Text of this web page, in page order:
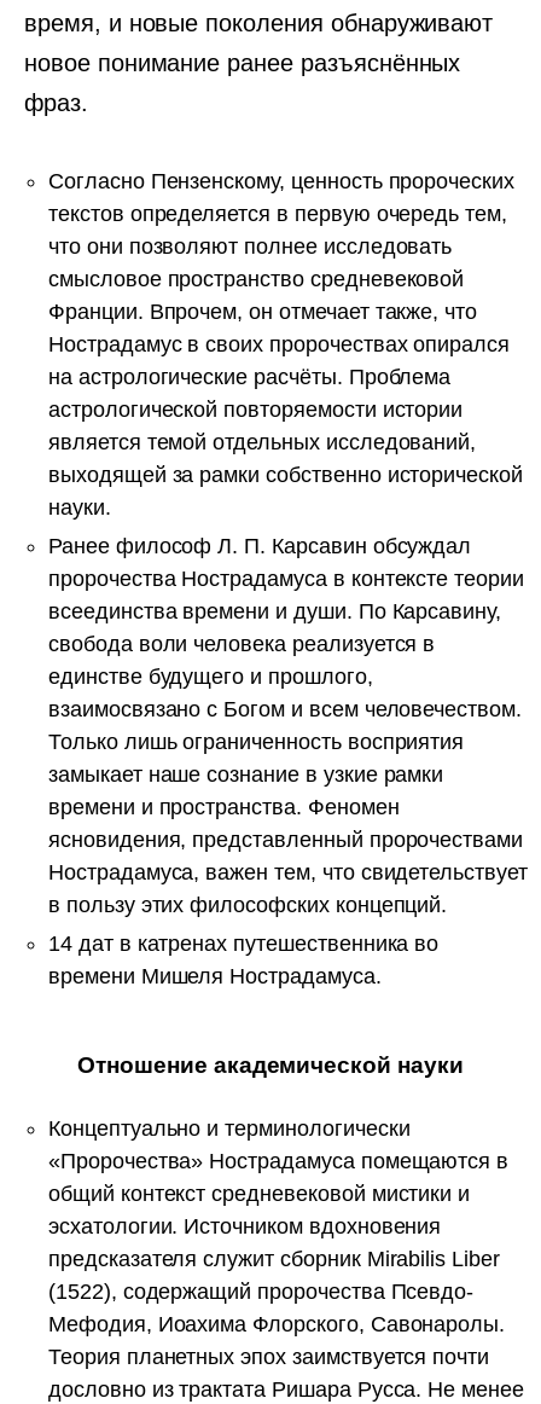
время, и новые поколения обнаруживают
новое понимание ранее разъяснённых
фраз.
Согласно Пензенскому, ценность пророческих
текстов определяется в первую очередь тем,
что они позволяют полнее исследовать
смысловое пространство средневековой
Франции. Впрочем, он отмечает также, что
Нострадамус в своих пророчествах опирался
на астрологические расчёты. Проблема
астрологической повторяемости истории
является темой отдельных исследований,
выходящей за рамки собственно исторической
науки.
Ранее философ Л. П. Карсавин обсуждал
пророчества Нострадамуса в контексте теории
всеединства времени и души. По Карсавину,
свобода воли человека реализуется в
единстве будущего и прошлого,
взаимосвязано с Богом и всем человечеством.
Только лишь ограниченность восприятия
замыкает наше сознание в узкие рамки
времени и пространства. Феномен
ясновидения, представленный пророчествами
Нострадамуса, важен тем, что свидетельствует
в пользу этих философских концепций.
14 дат в катренах путешественника во
времени Мишеля Нострадамуса.
Отношение академической науки
Концептуально и терминологически
«Пророчества» Нострадамуса помещаются в
общий контекст средневековой мистики и
эсхатологии. Источником вдохновения
предсказателя служит сборник Mirabilis Liber
(1522), содержащий пророчества Псевдо-
Мефодия, Иоахима Флорского, Савонаролы.
Теория планетных эпох заимствуется почти
дословно из трактата Ришара Русса. Не менее